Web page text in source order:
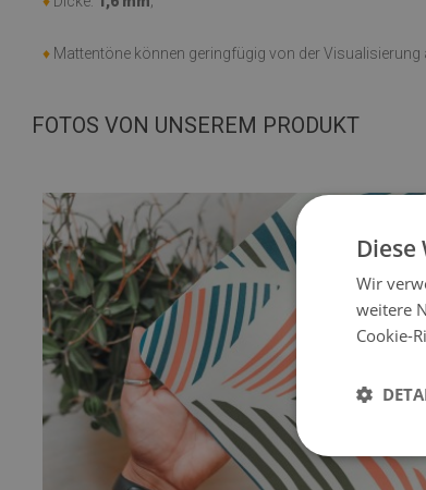
♦ Mattentöne können geringfügig von der Visualisierung
FOTOS VON UNSEREM PRODUKT
Wir
weitere
Cookie-